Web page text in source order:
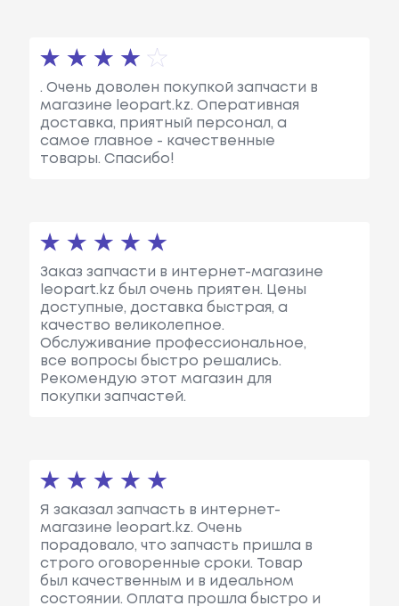
. Очень доволен покупкой запчасти в
магазине leopart.kz. Оперативная
доставка, приятный персонал, а
самое главное - качественные
товары. Спасибо!
Заказ запчасти в интернет-магазине
leopart.kz был очень приятен. Цены
доступные, доставка быстрая, а
качество великолепное.
Обслуживание профессиональное,
все вопросы быстро решались.
Рекомендую этот магазин для
покупки запчастей.
Я заказал запчасть в интернет-
магазине leopart.kz. Очень
порадовало, что запчасть пришла в
строго оговоренные сроки. Товар
был качественным и в идеальном
состоянии. Оплата прошла быстро и